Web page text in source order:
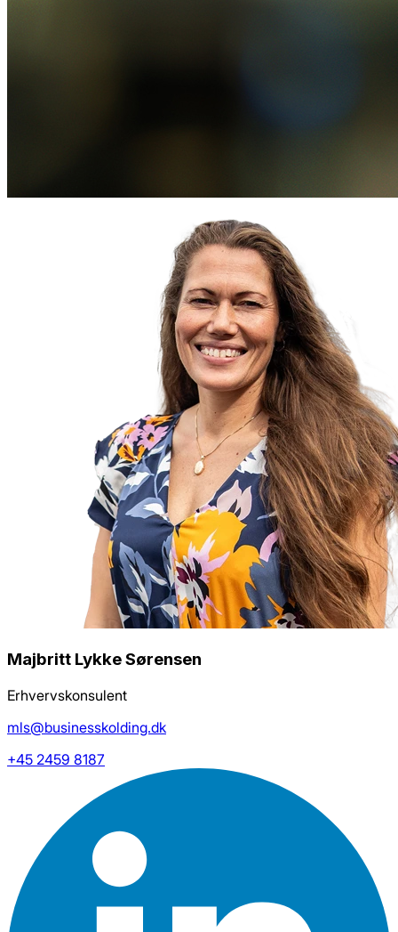
Majbritt Lykke Sørensen
Erhvervskonsulent
mls@businesskolding.dk
+45 2459 8187